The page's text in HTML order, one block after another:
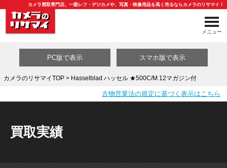
カメラ買取専門店。一眼レフ・デジカメや、写真・映像用品を高く売るならカメラのリサマイ！
メニュー
買取カテゴリ一覧
PC版で表示 スマホ版で表示
カメラのリサマイTOP> Hasselblad ハッセル ★500C/M 12マガジン付
古物営業法の規定に基づく表示はこちら
買取実績